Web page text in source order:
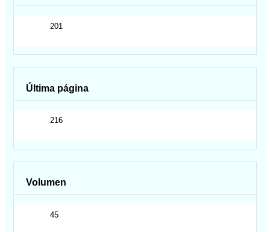
201
Última página
216
Volumen
45